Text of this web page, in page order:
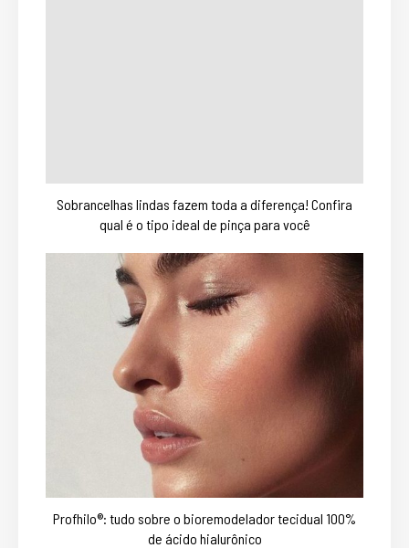
Sobrancelhas lindas fazem toda a diferença! Confira
qual é o tipo ideal de pinça para você
Profhilo®: tudo sobre o bioremodelador tecidual 100%
de ácido hialurônico